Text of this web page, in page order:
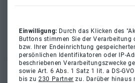
Einwilligung: Durch das Klicken des
Buttons stimmen Sie der Verarbeitung
bzw. Ihrer Endeinrichtung
persönlichen Identifikatoren oder IP-
beschriebenen Verarbeitungszwecke
sowie Art. 6 Abs. 1 Satz 1 lit. a DS-
bis zu230 Partner zu. Darüber hinaus